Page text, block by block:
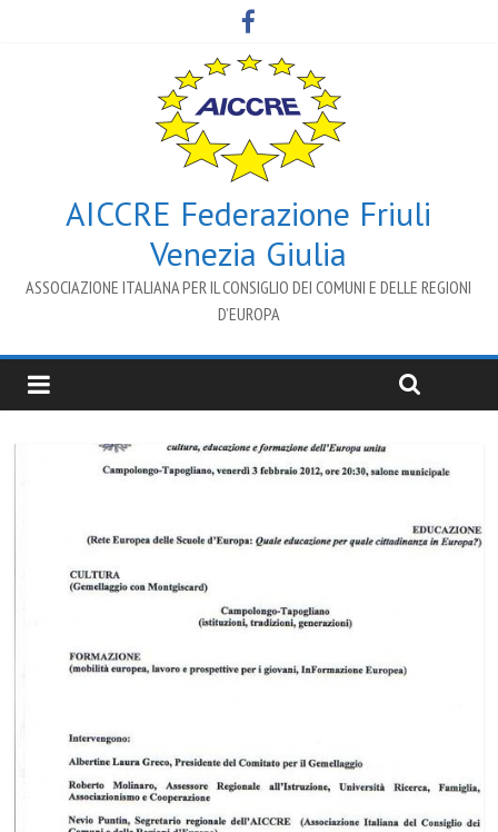
AICCRE Federazione Friuli
Venezia Giulia
ASSOCIAZIONE ITALIANA PER IL CONSIGLIO DEI COMUNI E DELLE REGIONI
D’EUROPA